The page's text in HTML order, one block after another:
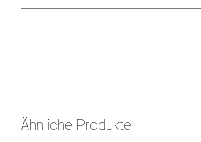
Ähnliche Produkte